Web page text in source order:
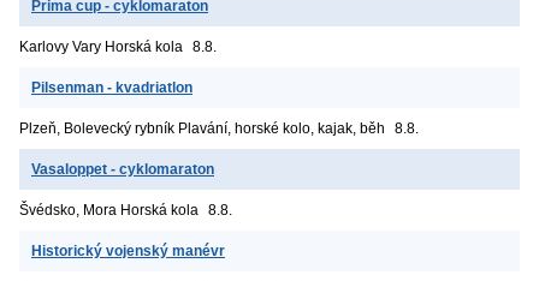
Prima cup - cyklomaraton
Karlovy Vary Horská kola 8.8.
Pilsenman - kvadriatlon
Plzeň, Bolevecký rybník Plavání, horské kolo, kajak, běh 8.8.
Vasaloppet - cyklomaraton
Švédsko, Mora Horská kola 8.8.
Historický vojenský manévr